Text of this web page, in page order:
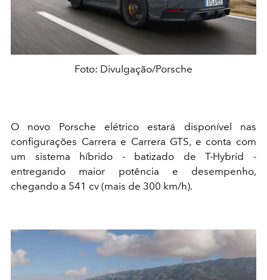
Foto: Divulgação/Porsche
O novo Porsche elétrico estará disponível nas
configurações Carrera e Carrera GTS, e conta com
um sistema híbrido - batizado de T-Hybrid -
entregando maior potência e desempenho,
chegando a 541 cv (mais de 300 km/h).